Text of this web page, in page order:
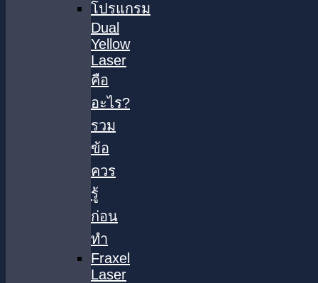
โปรแกรม
Dual
Yellow
Laser
คือ
อะไร?
รวม
ข้อ
ควร
รู้
ก่อน
ทำ
Fraxel
Laser